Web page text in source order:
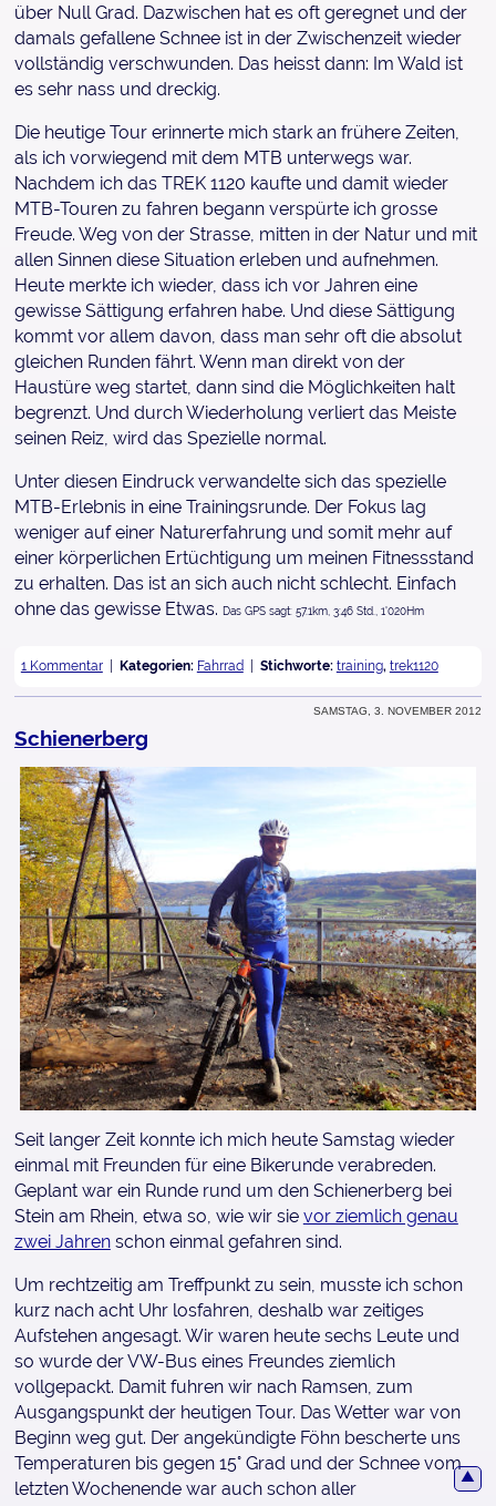
über Null Grad. Dazwischen hat es oft geregnet und der
damals gefallene Schnee ist in der Zwischenzeit wieder
vollständig verschwunden. Das heisst dann: Im Wald ist
es sehr nass und dreckig.
Die heutige Tour erinnerte mich stark an frühere Zeiten,
als ich vorwiegend mit dem MTB unterwegs war.
Nachdem ich das TREK 1120 kaufte und damit wieder
MTB-Touren zu fahren begann verspürte ich grosse
Freude. Weg von der Strasse, mitten in der Natur und mit
allen Sinnen diese Situation erleben und aufnehmen.
Heute merkte ich wieder, dass ich vor Jahren eine
gewisse Sättigung erfahren habe. Und diese Sättigung
kommt vor allem davon, dass man sehr oft die absolut
gleichen Runden fährt. Wenn man direkt von der
Haustüre weg startet, dann sind die Möglichkeiten halt
begrenzt. Und durch Wiederholung verliert das Meiste
seinen Reiz, wird das Spezielle normal.
Unter diesen Eindruck verwandelte sich das spezielle
MTB-Erlebnis in eine Trainingsrunde. Der Fokus lag
weniger auf einer Naturerfahrung und somit mehr auf
einer körperlichen Ertüchtigung um meinen Fitnessstand
zu erhalten. Das ist an sich auch nicht schlecht. Einfach
ohne das gewisse Etwas. Das GPS sagt: 57.1km, 3:46 Std., 1'020Hm
1 Kommentar Kategorien: Fahrrad Stichworte: training, trek1120
Samstag, 3. November 2012
Schienerberg
Seit langer Zeit konnte ich mich heute Samstag wieder
einmal mit Freunden für eine Bikerunde verabreden.
Geplant war ein Runde rund um den Schienerberg bei
Stein am Rhein, etwa so, wie wir sie vor ziemlich genau
zwei Jahrenschon einmal gefahren sind.
Um rechtzeitig am Treffpunkt zu sein, musste ich schon
kurz nach acht Uhr losfahren, deshalb war zeitiges
Aufstehen angesagt. Wir waren heute sechs Leute und
so wurde der VW-Bus eines Freundes ziemlich
vollgepackt. Damit fuhren wir nach Ramsen, zum
Ausgangspunkt der heutigen Tour. Das Wetter war von
Beginn weg gut. Der angekündigte Föhn bescherte uns
Temperaturen bis gegen 15° Grad und der Schnee vom
letzten Wochenende war auch schon aller
▲